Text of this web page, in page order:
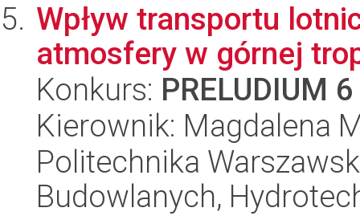
Wpływ transportu
atmosfery w górnej
Konkurs: PRELUDIUM 6
Kierownik: Magdalena
Politechnika
Budowlanych,